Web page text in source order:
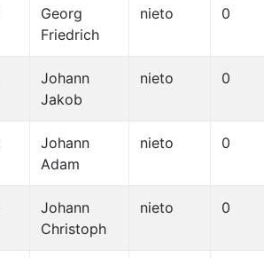
Georg
Friedrich
nieto 0
Johann
Jakob
nieto 0
Johann
Adam
nieto 0
Johann
Christoph
nieto 0